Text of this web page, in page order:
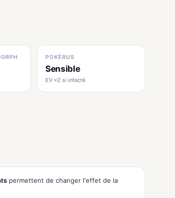
POKÉRUS
Sensible
EV ×2 si infecté
permettent de changer l'effet de la